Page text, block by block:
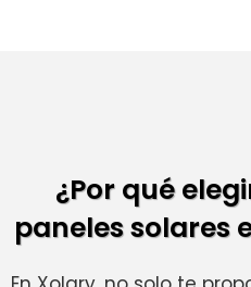
¿Por qué
paneles solares